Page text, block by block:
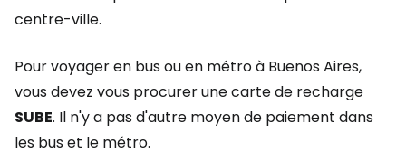
centre-ville.
Pour voyager en bus ou en métro à Buenos Aires,
vous devez vous procurer une carte de recharge
SUBE. Il n'y a pas d'autre moyen de paiement dans
les bus et le métro.